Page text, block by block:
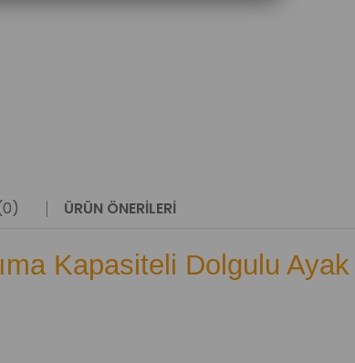
ÜRÜN ÖNERILERI
Kapasiteli Dolgulu Ayak